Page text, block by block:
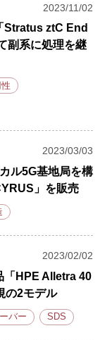
2023/11/02
Stratus ztC End
副系に処理を継
2023/03/03
ル5G基地局を構
」を販売
2023/02/02
「HPE Alletra 40
の2モデル
バー SDS